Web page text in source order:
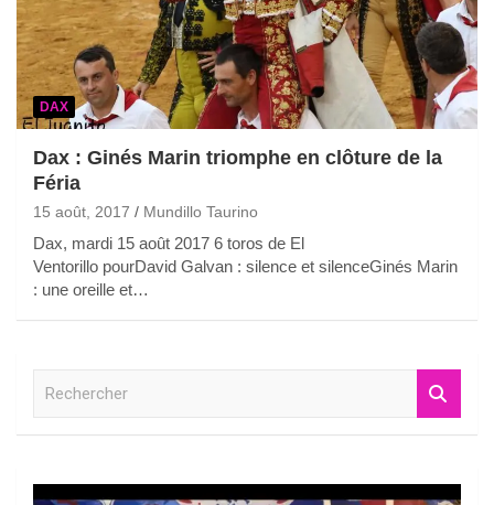
DAX
Dax : Ginés Marin triomphe en clôture de la
Féria
15 août, 2017 Mundillo Taurino
Dax, mardi 15 août 2017 6 toros de El
Ventorillo pourDavid Galvan : silence et silenceGinés Marin
: une oreille et…
r